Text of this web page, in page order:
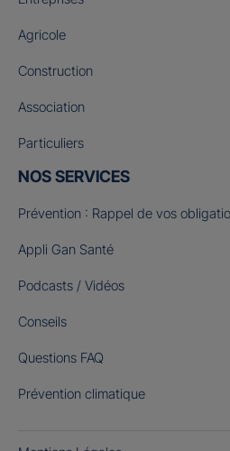
Agricole
Construction
Association
Particuliers
NOS SERVICES
Prévention : Rappel de vos
Appli Gan Santé
Podcasts / Vidéos
Conseils
Questions FAQ
Prévention climatique